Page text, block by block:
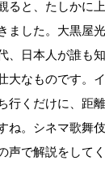
ると、たしかに
ました。大黒屋
、日本人が誰も
大なものです。
くだけに、距
ね。シネマ歌舞
声で解説をして